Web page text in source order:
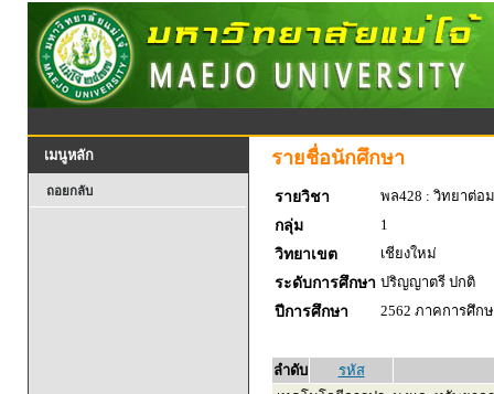
เมนูหลัก
ถอยกลับ
รายชื่อนักศึกษา
รายวิชา
พล428 : วิทยาต่อ
กลุ่ม
1
วิทยาเขต
เชียงใหม่
ระดับการศึกษา ปริญญาตรี ปกติ
ปีการศึกษา
2562 ภาคการศึก
ลำดับ
รหัส